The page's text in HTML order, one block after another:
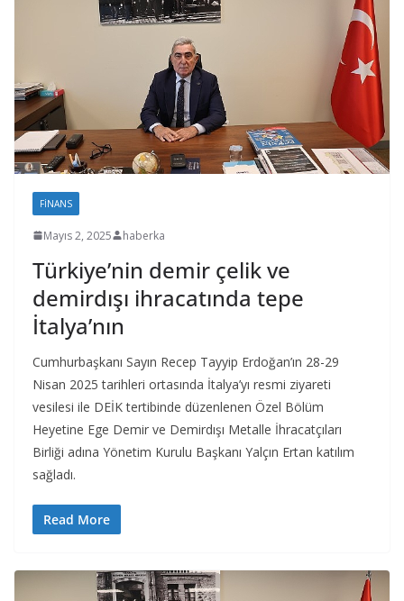
FINANS
Mayıs 2, 2025 haberka
Türkiye’nin demir çelik ve
demirdışı ihracatında tepe
İtalya’nın
Cumhurbaşkanı Sayın Recep Tayyip Erdoğan’ın 28-29
Nisan 2025 tarihleri ortasında İtalya’yı resmi ziyareti
vesilesi ile DEİK tertibinde düzenlenen Özel Bölüm
Heyetine Ege Demir ve Demirdışı Metalle İhracatçıları
Birliği adına Yönetim Kurulu Başkanı Yalçın Ertan katılım
sağladı.
Read More